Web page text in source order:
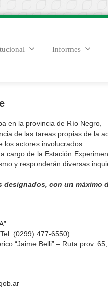
Informes
en la provincia de Río Negro,
de las tareas propias de la
actores involucrados.
cargo de la Estación
y responderán diversas
con un máximo
(0299) 477-6550).
“Jaime Belli” – Ruta prov.